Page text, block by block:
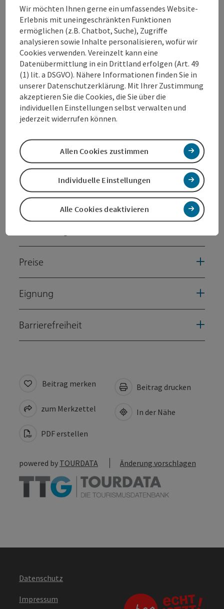
Unsere Produkte
Ganz gleich ob Hörgeräte, Gehörschutz oder Zubehör
– im Hansaton Hörkompetenz-Zentrum Wels bieten
wir Ihnen Qualitätsprodukte rund um das Thema
Hören. Neben Batterien und Pflegemitteln für
Hörgeräte komplettieren Ohrstöpsel für
unterschiedliche Situationen unser Angebot. Unser
ausgebildetes Fachpersonal steht Ihnen jederzeit
gerne zur Verfügung.
Kontakt
Öffnungszeiten
Preise
Eignung
Barrierefreiheit
Beitrag merken
zum Merkzettel
PDF erstellen
Beitrag drucken
In der Nähe
powered by TOURDATA Änderung vorschlagen
Datenschutz
Impressum
Wir möchten Ihnen gerne ein umfassendes Website-
Erlebnis mit uneingeschränkten Funktionen
ermöglichen (z.B. Chatbot, Suche), Zugriffe
analysieren sowie Inhalte personalisieren, wofür wir
Cookies verwenden. Vereinzelt kann eine
Datenübermittlung in ein Drittland erfolgen (Art. 49
(1) lit. a DSGVO). Nähere Informationen finden Sie in
unserer Datenschutzerklärung. Mit Ihrer Zustimmung
akzeptieren Sie die Cookies, die Sie über die
individuellen Einstellungen selbst verwalten und
jederzeit widerrufen können.
Alle Cookies deaktivieren
Individuelle Einstellungen
Allen Cookies zustimmen